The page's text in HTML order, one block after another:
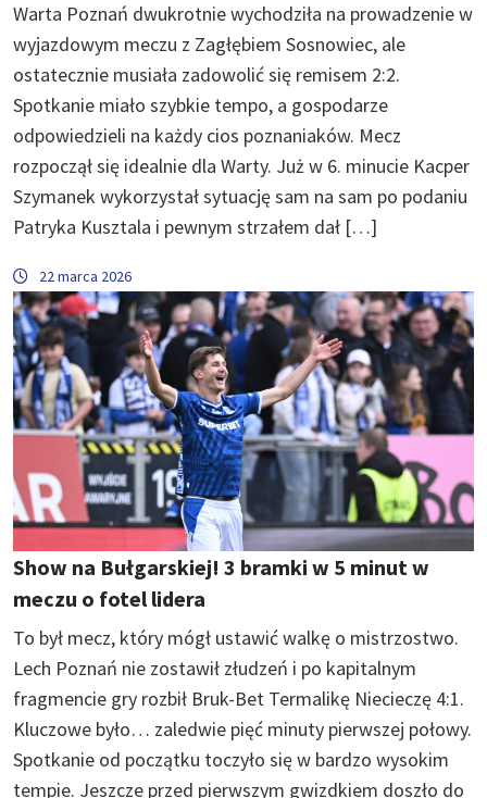
Warta Poznań dwukrotnie wychodziła na prowadzenie w
wyjazdowym meczu z Zagłębiem Sosnowiec, ale
ostatecznie musiała zadowolić się remisem 2:2.
Spotkanie miało szybkie tempo, a gospodarze
odpowiedzieli na każdy cios poznaniaków. Mecz
rozpoczął się idealnie dla Warty. Już w 6. minucie Kacper
Szymanek wykorzystał sytuację sam na sam po podaniu
Patryka Kusztala i pewnym strzałem dał […]
22 marca 2026
Show na Bułgarskiej! 3 bramki w 5 minut w
meczu o fotel lidera
To był mecz, który mógł ustawić walkę o mistrzostwo.
Lech Poznań nie zostawił złudzeń i po kapitalnym
fragmencie gry rozbił Bruk-Bet Termalikę Niecieczę 4:1.
Kluczowe było… zaledwie pięć minuty pierwszej połowy.
Spotkanie od początku toczyło się w bardzo wysokim
tempie. Jeszcze przed pierwszym gwizdkiem doszło do